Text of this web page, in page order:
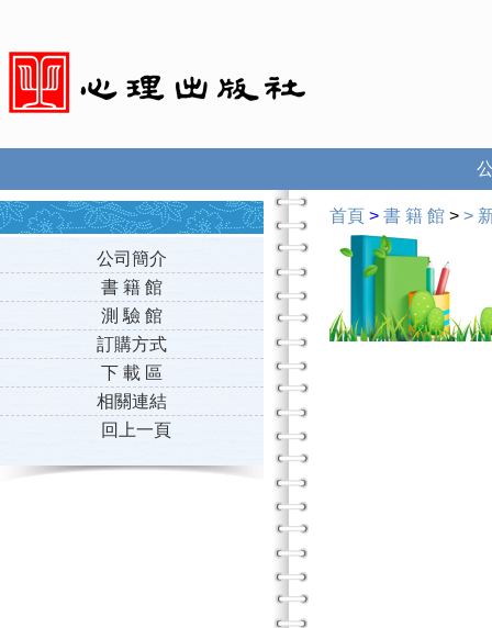
公司簡介
書 籍 館
測 驗 館
訂購方式
下 載 區
相關連結
回上一頁
首頁 > 書 籍 館 > >